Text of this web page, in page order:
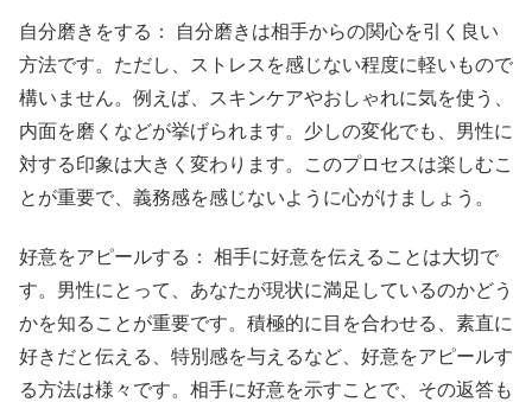
自分磨きをする： 自分磨きは相手からの関心を引く良い
方法です。ただし、ストレスを感じない程度に軽いもので
構いません。例えば、スキンケアやおしゃれに気を使う、
内面を磨くなどが挙げられます。少しの変化でも、男性に
対する印象は大きく変わります。このプロセスは楽しむこ
とが重要で、義務感を感じないように心がけましょう。
好意をアピールする： 相手に好意を伝えることは大切で
す。男性にとって、あなたが現状に満足しているのかどう
かを知ることが重要です。積極的に目を合わせる、素直に
好きだと伝える、特別感を与えるなど、好意をアピールす
る方法は様々です。相手に好意を示すことで、その返答も